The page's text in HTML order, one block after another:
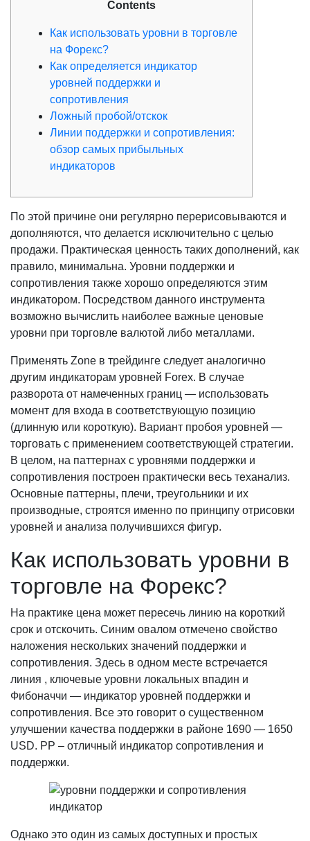
Contents
Как использовать уровни в торговле
на Форекс?
Как определяется индикатор
уровней поддержки и
сопротивления
Ложный пробой/отскок
Линии поддержки и сопротивления:
обзор самых прибыльных
индикаторов
По этой причине они регулярно перерисовываются и
дополняются, что делается исключительно с целью
продажи. Практическая ценность таких дополнений, как
правило, минимальна. Уровни поддержки и
сопротивления также хорошо определяются этим
индикатором. Посредством данного инструмента
возможно вычислить наиболее важные ценовые
уровни при торговле валютой либо металлами.
Применять Zone в трейдинге следует аналогично
другим индикаторам уровней Forex. В случае
разворота от намеченных границ — использовать
момент для входа в соответствующую позицию
(длинную или короткую). Вариант пробоя уровней —
торговать с применением соответствующей стратегии.
В целом, на паттернах с уровнями поддержки и
сопротивления построен практически весь теханализ.
Основные паттерны, плечи, треугольники и их
производные, строятся именно по принципу отрисовки
уровней и анализа получившихся фигур.
Как использовать уровни в
торговле на Форекс?
На практике цена может пересечь линию на короткий
срок и отскочить. Синим овалом отмечено свойство
наложения нескольких значений поддержки и
сопротивления. Здесь в одном месте встречается
линия , ключевые уровни локальных впадин и
Фибоначчи — индикатор уровней поддержки и
сопротивления. Все это говорит о существенном
улучшении качества поддержки в районе 1690 — 1650
USD. PP – отличный индикатор сопротивления и
поддержки.
Однако это один из самых доступных и простых